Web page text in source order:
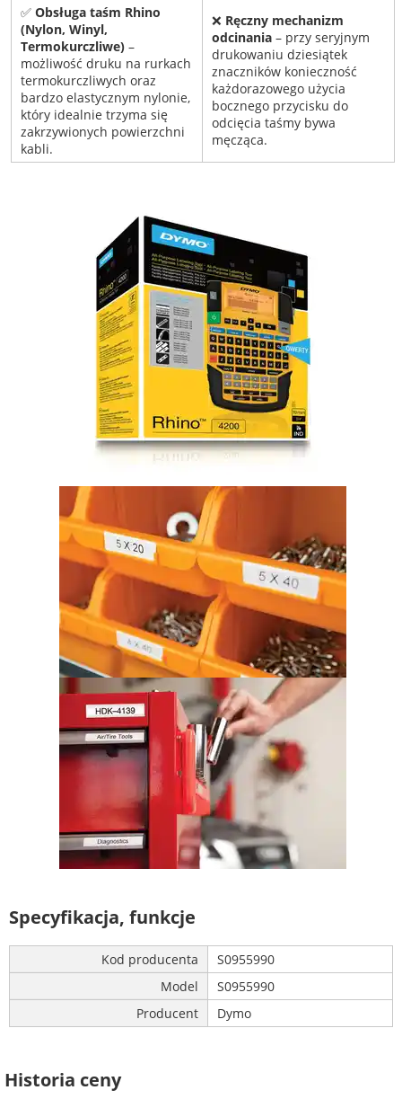
✅ Obsługa taśm Rhino
(Nylon, Winyl,
Termokurczliwe)–
możliwość druku na rurkach
termokurczliwych oraz
bardzo elastycznym nylonie,
który idealnie trzyma się
zakrzywionych powierzchni
kabli.
❌ Ręczny mechanizm
odcinania– przy seryjnym
drukowaniu dziesiątek
znaczników konieczność
każdorazowego użycia
bocznego przycisku do
odcięcia taśmy bywa
męcząca.
Specyfikacja, funkcje
Kod producenta
S0955990
Model
S0955990
Producent
Dymo
Historia ceny